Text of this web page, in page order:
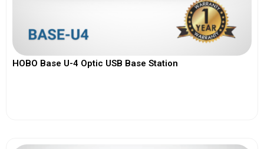
HOBO Base U-4 Optic USB Base Station